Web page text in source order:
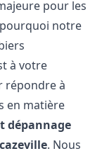
pour les
notre
à votre
répondre à
en matière
dépannage
. Nous